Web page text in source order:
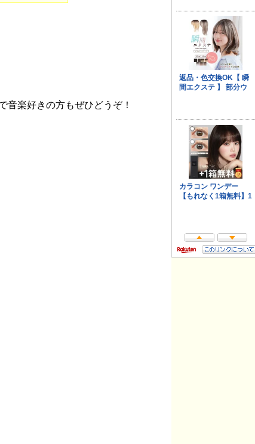
楽好きの方もぜひどうぞ！